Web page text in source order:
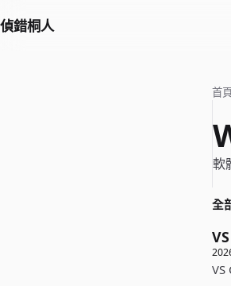
偵錯桐人
首
軟
全
VS